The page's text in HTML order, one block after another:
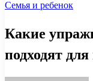
Семья и ребенок
Какие
подходят